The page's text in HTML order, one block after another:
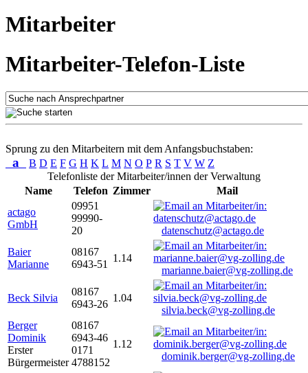
Mitarbeiter
Mitarbeiter-Telefon-Liste
Sprung zu den Mitarbeitern mit dem Anfangsbuchstaben:
a B D E F G H K L M N O P R S T V W Z
Telefonliste der Mitarbeiter/innen der Verwaltung
Name
Telefon Zimmer
Mail
actago
GmbH
09951
99990-
20
datenschutz@actago.de
Baier
Marianne
08167
6943-51
1.14
marianne.baier@vg-zolling.de
Beck Silvia
08167
6943-26
1.04
silvia.beck@vg-zolling.de
Berger
Dominik
Erster
Bürgermeister
08167
6943-46
0171
4788152
1.12
dominik.berger@vg-zolling.de